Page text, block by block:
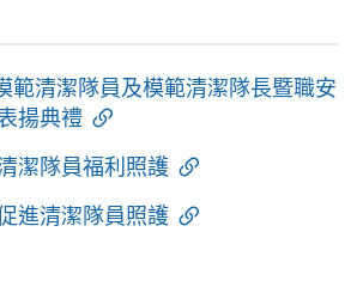
範清潔隊員及模範清潔隊長暨職安
揚典禮
潔隊員福利照護
進清潔隊員照護